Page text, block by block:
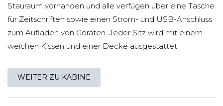
Stauraum vorhanden und alle verfügen über eine Tasche
für Zeitschriften sowie einen Strom- und USB-Anschluss
zum Aufladen von Geräten. Jeder Sitz wird mit einem
weichen Kissen und einer Decke ausgestattet.
WEITER ZU KABINE